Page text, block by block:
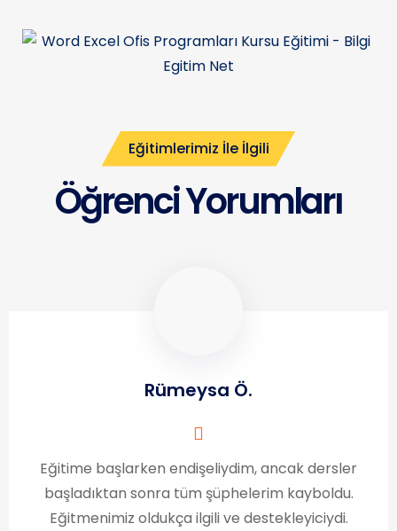
Eğitimlerimiz İle İlgili
Öğrenci Yorumları
Rümeysa Ö.
Eğitime başlarken endişeliydim, ancak dersler
başladıktan sonra tüm şüphelerim kayboldu.
Eğitmenimiz oldukça ilgili ve destekleyiciydi.